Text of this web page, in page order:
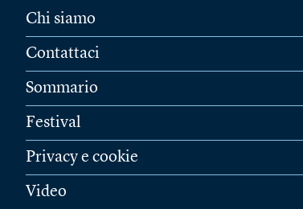
Chi siamo
Contattaci
Sommario
Festival
Privacy e cookie
Video